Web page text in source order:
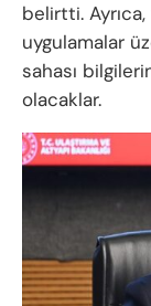
belirtti.
uygulamalar
sahası
olacaklar.